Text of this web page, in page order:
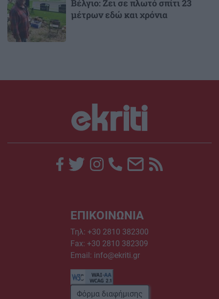
Βέλγιο: Ζει σε πλωτό σπίτι 23
μέτρων εδώ και χρόνια
ΕΠΙΚΟΙΝΩΝΙΑ
Τηλ: +30 2810 382300
Fax: +30 2810 382309
Email: info@ekriti.gr
Φόρμα διαφήμισης